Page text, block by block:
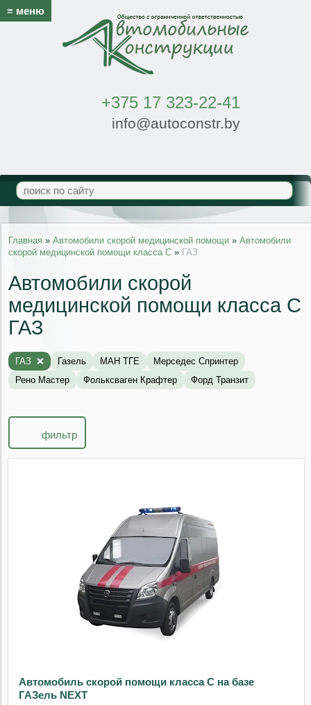
≡ меню
+375 17 323-22-41
info@autoconstr.by
Главная » Автомобили скорой медицинской помощи » Автомобили
скорой медицинской помощи класса С » ГАЗ
Автомобили скорой
медицинской помощи класса С
ГАЗ
ГАЗ Газель МАН ТГЕ
Мерседес Спринтер
Рено Мастер
Фольксваген Крафтер Форд Транзит
фильтр
Автомобиль скорой помощи класса С на базе
ГАЗель NEXT